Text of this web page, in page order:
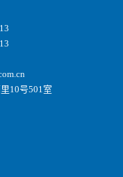
10号501室